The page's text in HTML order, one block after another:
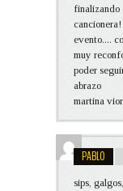
finalizando
evento....
muy
poder
abrazo
martina vior
PABLO
sips,